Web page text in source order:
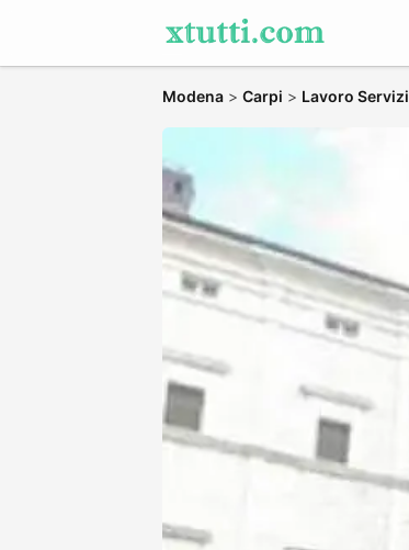
Modena > Carpi > Lavoro Servizi